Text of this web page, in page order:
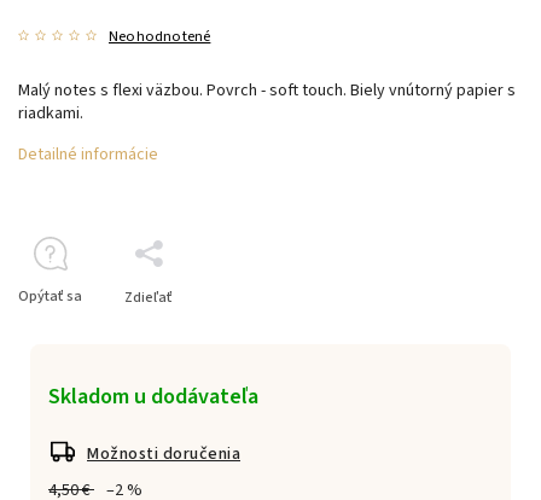
Neohodnotené
4,50 € –2 %
Skladom u dodávateľa
Možnosti doručenia
Malý notes s flexi väzbou. Povrch - soft touch. Biely vnútorný papier s
riadkami.
Detailné informácie
Opýtať sa Zdieľať